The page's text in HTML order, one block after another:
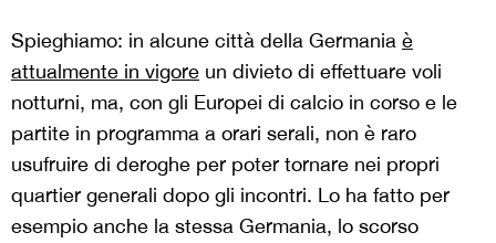
Spieghiamo: in alcune città della Germania è
attualmente in vigore un divieto di effettuare voli
notturni, ma, con gli Europei di calcio in corso e le
partite in programma a orari serali, non è raro
usufruire di deroghe per poter tornare nei propri
quartier generali dopo gli incontri. Lo ha fatto per
esempio anche la stessa Germania, lo scorso